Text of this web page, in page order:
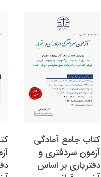
کتاب جامع آمادگی
آزمون سردفتری و
دفتریاری بر اساس